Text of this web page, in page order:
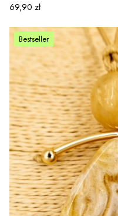
Cena
69,90 zł
Bestseller